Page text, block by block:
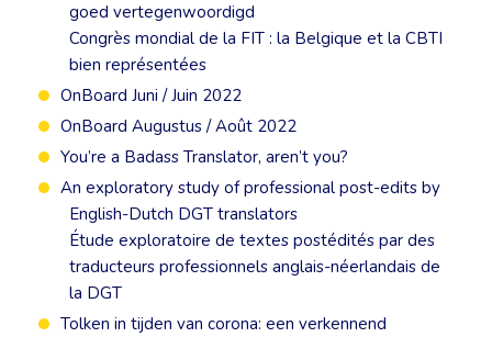
goed vertegenwoordigd
Congrès mondial de la FIT : la Belgique et la CBTI
bien représentées
OnBoard Juni / Juin 2022
OnBoard Augustus / Août 2022
You’re a Badass Translator, aren’t you?
An exploratory study of professional post-edits by
English-Dutch DGT translators
Étude exploratoire de textes postédités par des
traducteurs professionnels anglais-néerlandais de
la DGT
Tolken in tijden van corona: een verkennend